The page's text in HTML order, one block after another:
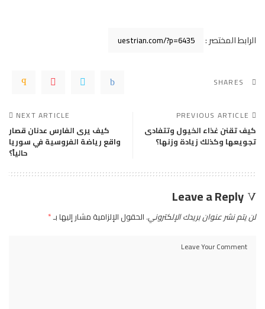
الرابط المختصر :
SHARES
PREVIOUS ARTICLE
كيف تقنن غذاء الخيول وتتفادى
تجويعها وكذلك زيادة وزنها؟
NEXT ARTICLE
كيف يرى الفارس عدنان قصار
واقع رياضة الفروسية في سوريا
حالياً؟
Leave a Reply
لن يتم نشر عنوان بريدك الإلكتروني. الحقول الإلزامية مشار إليها بـ*